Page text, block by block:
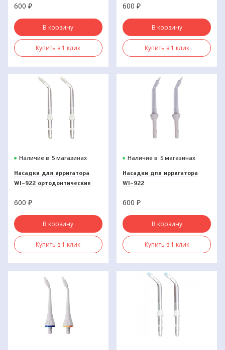
600 ₽
В корзину
Купить в 1 клик
600₽
В корзину
Купить в 1 клик
Наличие в 5 магазинах
Насадки для ирригатора
WI-922 ортодонтические
600 ₽
В корзину
Купить в 1 клик
Наличие в 5 магазинах
Насадки для ирригатора
WI-922
600₽
В корзину
Купить в 1 клик